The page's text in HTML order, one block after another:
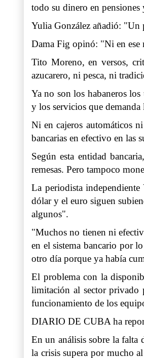
todo su dinero en
Yulia González añadió: "Un
Dama Fig opinó: "Ni en ese
Tito Moreno, en versos,
azucarero, ni pesca, ni
Ya no son los habaneros
y los servicios que
Ni en cajeros automáticos
bancarias en efectivo en las
Según esta entidad
remesas. Pero tampoco
La periodista
dólar y el euro siguen
algunos".
"Muchos no tienen ni
en el sistema bancario por
otro día porque ya había
El problema con la
limitación al sector privado
funcionamiento de los
DIARIO DE CUBA ha
En un análisis sobre la
la crisis supera por mucho